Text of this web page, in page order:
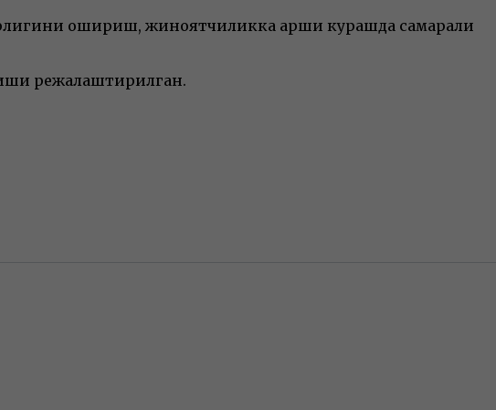
ошириш, жиноятчиликка қарши курашда самарали
режалаштирилган.